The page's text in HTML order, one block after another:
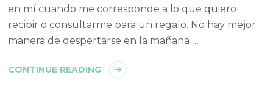
en mí cuando me corresponde a lo que quiero
recibir o consultarme para un regalo. No hay mejor
manera de despertarse en la mañana …
CONTINUE READING